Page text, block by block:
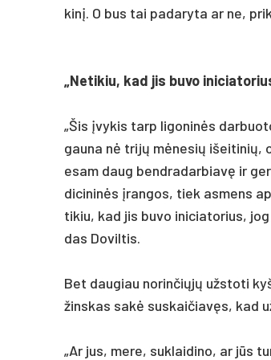
kinį. O bus tai pa­da­ry­ta ar ne,
„Ne­ti­kiu, kad jis bu­vo
„Šis įvy­kis tarp li­go­ninės
gau­na nė trijų mėne­sių išei­ti­nių,
esam daug bend­ra­dar­biavę ir
di­ci­ninės įran­gos, tiek as­mens
ti­kiu, kad jis bu­vo ini­cia­to­rius,
das Do­vil­tis.
Bet dau­giau no­rin­čiųjų užs­to­ti
žins­kas sakė su­skai­čiavęs, kad
„Ar jus, me­re, su­klai­di­no, ar jūs